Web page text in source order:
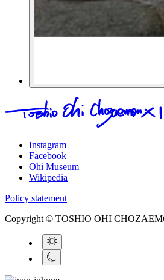
Instagram
Facebook
Ohi Museum
Wikipedia
Policy statement
Copyright © TOSHIO OHI